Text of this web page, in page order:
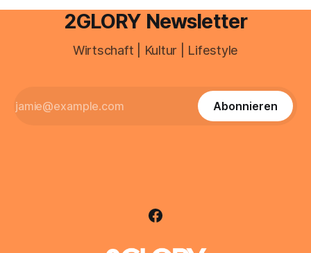
2GLORY Newsletter
Wirtschaft | Kultur | Lifestyle
Abonnieren